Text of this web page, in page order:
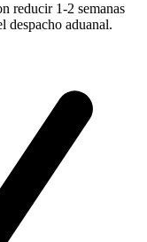
reducir 1-2 semanas
despacho aduanal.